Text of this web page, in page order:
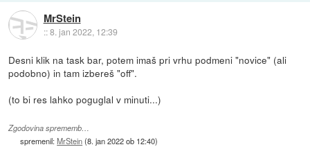
MrStein
::8. jan 2022, 12:39
Desni klik na task bar, potem imaš pri vrhu podmeni "novice" (ali
podobno) in tam izbereš "off".
(to bi res lahko poguglal v minuti...)
Zgodovina sprememb…
spremenil:MrStein(8. jan 2022 ob 12:40)